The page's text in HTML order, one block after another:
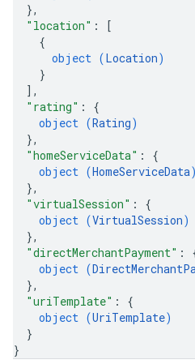
},
"location" :
[
{
object (Location)
}
] ,
"rating" : {
object (Rating)
},
"homeServiceData" : {
object (HomeServiceData)
},
"virtualSession" : {
object (VirtualSession)
},
"directMerchantPayment" :
object (
},
"uriTemplate" : {
object (UriTemplate)
}
}